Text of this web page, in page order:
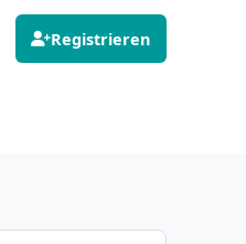
Registrieren